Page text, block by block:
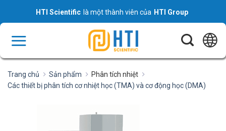
content
HTI Scientific là một thành viên của HTI Group
Trang chủ Sản phẩm
Phân tích nhiệt
Các thiết bị phân tích cơ nhiệt học (TMA) và cơ động học (DMA)